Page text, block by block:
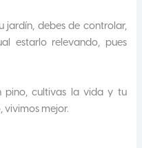
jardín, debes de controlar,
estarlo relevando, pues
pino, cultivas la vida y tu
vivimos mejor.